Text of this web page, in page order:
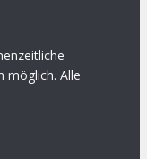
möglich. Alle